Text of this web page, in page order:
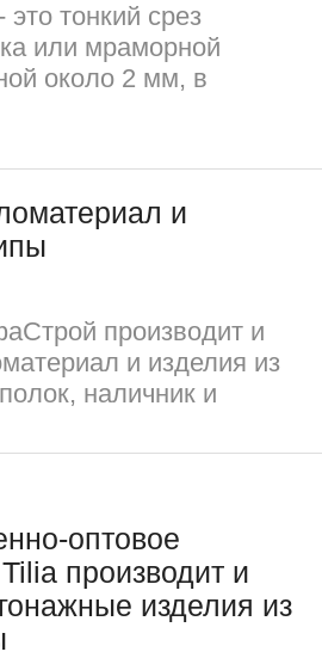
это тонкий срез
или мраморной
около 2 мм, в
и
производит и
и изделия из
наличник и
оптовое
производит и
изделия из